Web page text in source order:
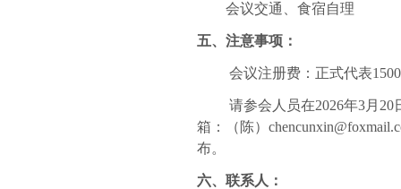
会议交通、食宿自理
五、注意事项：
会议注册费：正式代表1500
请参会人员在2026年3月 20
箱：
（陈）
布。
六、联系人：